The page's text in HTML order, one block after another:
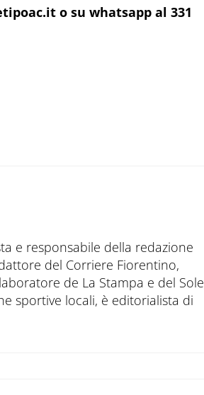
o su whatsapp al 331
e responsabile della redazione
del Corriere Fiorentino,
de La Stampa e del Sole
sportive locali, è editorialista di